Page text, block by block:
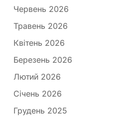
Червень 2026
Травень 2026
Квітень 2026
Березень 2026
Лютий 2026
Січень 2026
Грудень 2025